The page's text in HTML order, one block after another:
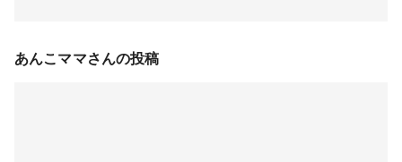
あんこママさんの投稿